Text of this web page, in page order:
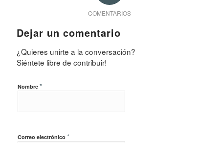
COMENTARIOS
Dejar un comentario
¿Quieres unirte a la conversación?
Siéntete libre de contribuir!
Nombre *
Correo electrónico *